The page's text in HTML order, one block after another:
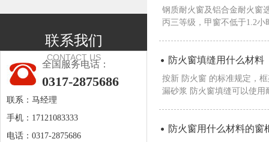
联系我们
CONTACT US
全国服务电话：
0317-2875686
联系：马经理
手机：17121083333
电话：0317-2875686
钢质耐火窗及铝合金耐火窗
丙三等级，甲窗不低于1.2
防火窗填缝用什么材料
按新 防火窗 的标准规定，
漏砂浆 防火窗填缝可以使用
防火窗用什么材料的窗